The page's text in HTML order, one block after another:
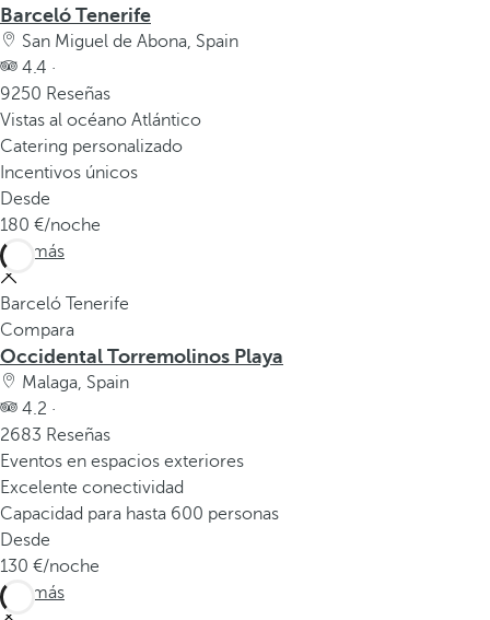
Barceló Tenerife
San Miguel de Abona, Spain
4.4 ·
9250 Reseñas
Vistas al océano Atlántico
Catering personalizado
Incentivos únicos
Desde
180
/noche
Ver más
Barceló Tenerife
Compara
Occidental Torremolinos Playa
Malaga, Spain
4.2 ·
2683 Reseñas
Eventos en espacios exteriores
Excelente conectividad
Capacidad para hasta 600 personas
Desde
130
/noche
Ver más